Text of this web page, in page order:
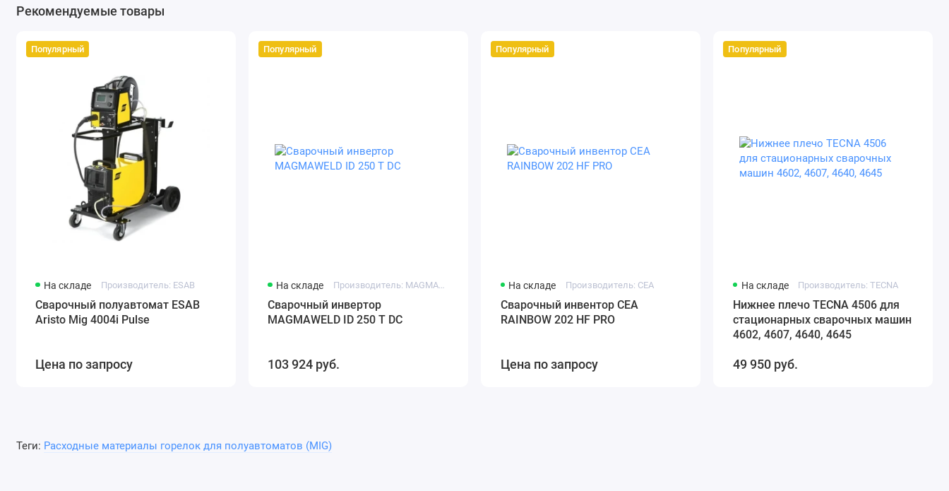
Рекомендуемые товары
Популярный
На складе Производитель: ESAB
Сварочный полуавтомат ESAB
Aristo Mig 4004i Pulse
Цена по запросу
Популярный
На складе Производитель: MAGMAWELD
Сварочный инвертор
MAGMAWELD ID 250 T DC
103 924 руб.
Популярный
На складе Производитель: CEA
Сварочный инвентор CEA
RAINBOW 202 HF PRO
Цена по запросу
Популярный
На складе Производитель: TECNA
Нижнее плечо TECNA 4506 для
стационарных сварочных машин
4602, 4607, 4640, 4645
49 950 руб.
Теги: Расходные материалы горелок для полуавтоматов (MIG)